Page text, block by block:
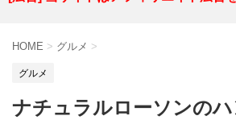
HOME > グルメ >
グルメ
ナチュラルローソンの